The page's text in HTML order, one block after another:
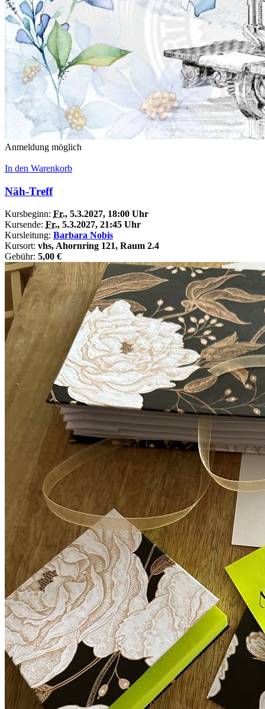
Anmeldung möglich
In den Warenkorb
Näh-Treff
Kursbeginn: Fr., 5.3.2027, 18:00 Uhr
Kursende: Fr., 5.3.2027, 21:45 Uhr
Kursleitung: Barbara Nobis
Kursort: vhs, Ahornring 121, Raum 2.4
Gebühr: 5,00 €